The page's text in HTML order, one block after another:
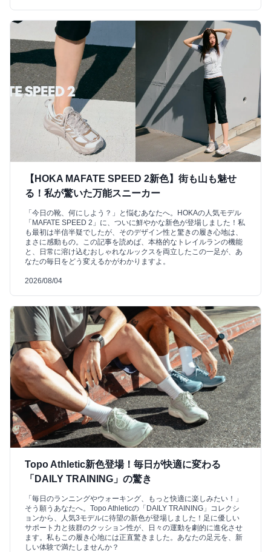
【HOKA MAFATE SPEED 2新色】街も山も魅せ
る！私が驚いた万能スニーカー
「今日の靴、何にしよう？」と悩むあなたへ。HOKAの人気モデル
「MAFATE SPEED 2」に、ついに鮮やかな新色が登場しました！私
も最初は半信半疑でしたが、そのデザイン性と驚きの履き心地は、
まさに感動もの。この記事を読めば、本格的なトレイルランの機能
と、日常に溶け込むおしゃれなルックスを両立したこの一足が、あ
なたの毎日をどう変えるかがわかりますよ。
2026/08/04
Topo Athletic新色登場！毎日が快適に変わる
「DAILY TRAINING」の驚き
「毎日のランニングやウォーキング、もっと快適に楽しみたい！」
そう願うあなたへ。Topo Athleticの「DAILY TRAINING」コレクシ
ョンから、人気3モデルに待望の新色が登場しました！足に優しい
サポート力と抜群のクッション性が、日々の運動を劇的に進化させ
ます。私もこの履き心地には正直驚きました。あなたの足元を、新
しい体験で満たしませんか？